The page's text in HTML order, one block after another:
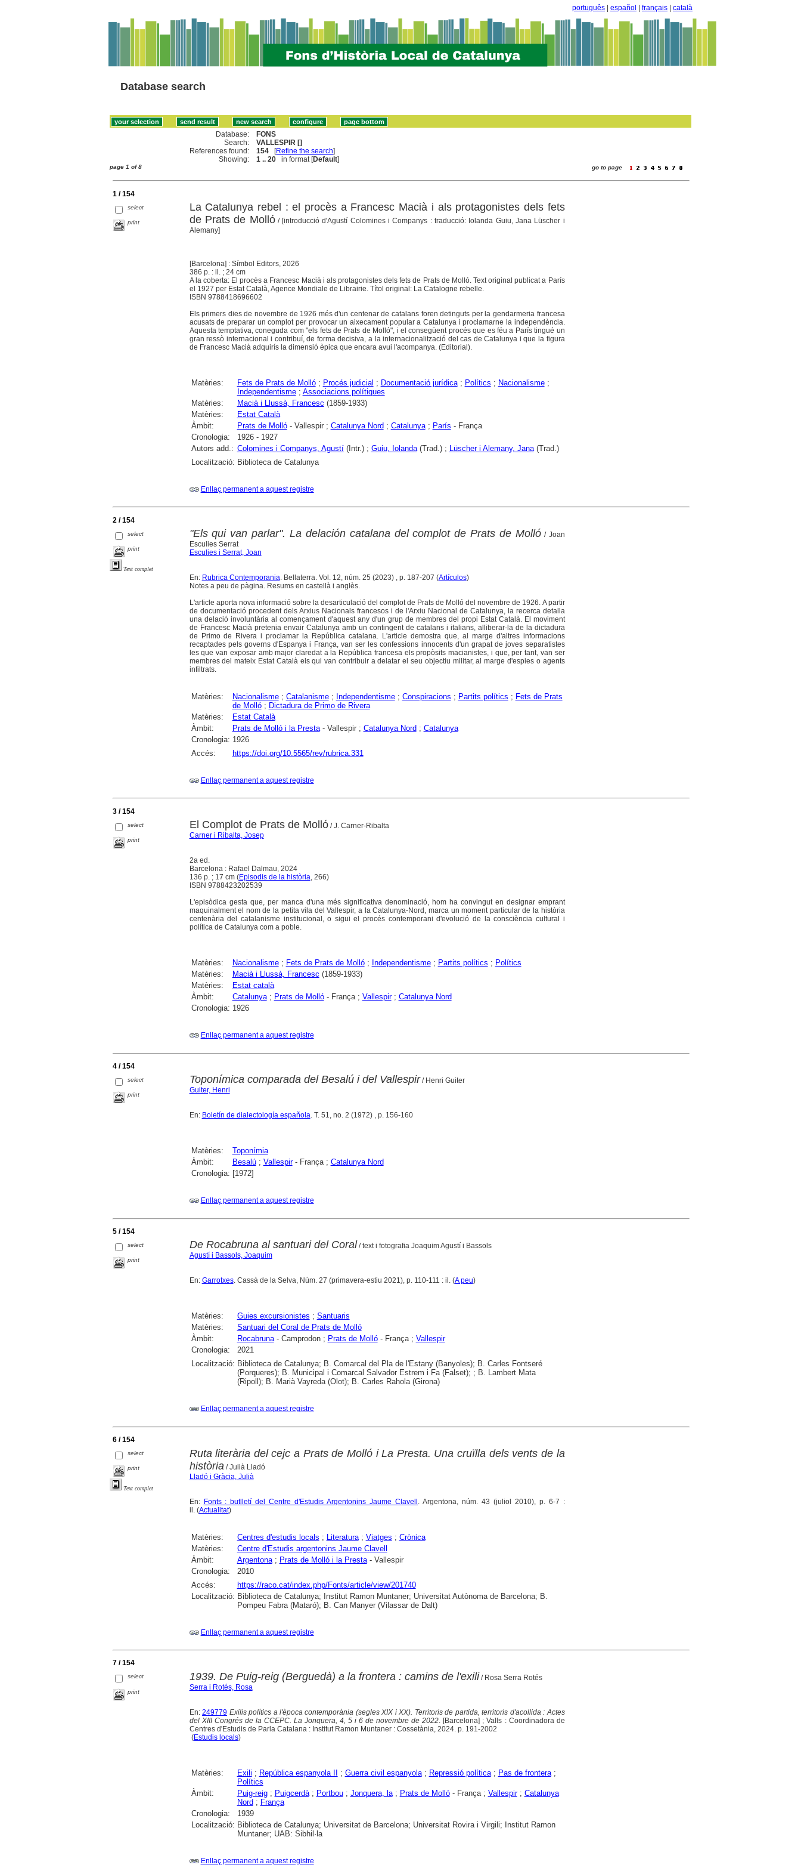
português español français català
Database search
Database:
FONS
Search:
VALLESPIR []
References found:
154 [Refine the search]
Showing:
1 .. 20 in format [Default]
page 1 of 8 go to page
1 / 154
select
print
La Catalunya rebel : el procès a Francesc Macià i als protagonistes dels fets
de Prats de Molló/ [introducció d'Agustí Colomines i Companys : traducció: Iolanda Guiu, Jana Lüscher i
Alemany]
[Barcelona] : Símbol Editors, 2026
386 p. : il. ; 24 cm
A la coberta: El procès a Francesc Macià i als protagonistes dels fets de Prats de Molló. Text original publicat a París
el 1927 per Estat Català, Agence Mondiale de Librairie. Títol original: La Catalogne rebelle.
ISBN 9788418696602
Els primers dies de novembre de 1926 més d'un centenar de catalans foren detinguts per la gendarmeria francesa
acusats de preparar un complot per provocar un aixecament popular a Catalunya i proclamarne la independència.
Aquesta temptativa, coneguda com "els fets de Prats de Molló", i el consegüent procés que es féu a París tingué un
gran ressò internacional i contribuí, de forma decisiva, a la internacionalització del cas de Catalunya i que la figura
de Francesc Macià adquirís la dimensió èpica que encara avui l'acompanya. (Editorial).
Matèries: Fets de Prats de Molló; Procés judicial ; Documentació jurídica; Polítics ; Nacionalisme;
Independentisme; Associacions polítiques
Matèries:
Macià i Llussà, Francesc (1859-1933)
Matèries:
Estat Català
Àmbit:
Prats de Molló- Vallespir ; Catalunya Nord ; Catalunya; París - França
Cronologia:
1926 - 1927
Autors add.: Colomines i Companys, Agustí(Intr.) ; Guiu, Iolanda(Trad.) ; Lüscher i Alemany, Jana(Trad.)
Localització: Biblioteca de Catalunya
Enllaç permanent a aquest registre
2 / 154
select
print
Text complet
"Els qui van parlar". La delación catalana del complot de Prats de Molló/ Joan
Esculies Serrat
Esculies i Serrat, Joan
En: Rubrica Contemporania. Bellaterra. Vol. 12, núm. 25 (2023) , p. 187-207 (Artículos)
Notes a peu de pàgina. Resums en castellà i anglès.
L'article aporta nova informació sobre la desarticulació del complot de Prats de Molló del novembre de 1926. A partir
de documentació procedent dels Arxius Nacionals francesos i de l'Arxiu Nacional de Catalunya, la recerca detalla
una delació involuntària al començament d'aquest any d'un grup de membres del propi Estat Català. El moviment
de Francesc Macià pretenia envair Catalunya amb un contingent de catalans i italians, alliberar-la de la dictadura
de Primo de Rivera i proclamar la República catalana. L'article demostra que, al marge d'altres informacions
recaptades pels governs d'Espanya i França, van ser les confessions innocents d'un grapat de joves separatistes
les que van exposar amb major claredat a la República francesa els propòsits macianistes, i que, per tant, van ser
membres del mateix Estat Català els qui van contribuir a delatar el seu objectiu militar, al marge d'espies o agents
infiltrats.
Matèries: Nacionalisme; Catalanisme; Independentisme; Conspiracions ; Partits polítics ; Fets de Prats
de Molló; Dictadura de Primo de Rivera
Matèries:
Estat Català
Àmbit:
Prats de Molló i la Presta- Vallespir ; Catalunya Nord ; Catalunya
Cronologia: 1926
Accés:
https://doi.org/10.5565/rev/rubrica.331
Enllaç permanent a aquest registre
3 / 154
select
print
El Complot de Prats de Molló/ J. Carner-Ribalta
Carner i Ribalta, Josep
2a ed.
Barcelona : Rafael Dalmau, 2024
136 p. ; 17 cm (Episodis de la història, 266)
ISBN 9788423202539
L'episòdica gesta que, per manca d'una més significativa denominació, hom ha convingut en designar emprant
maquinalment el nom de la petita vila del Vallespir, a la Catalunya-Nord, marca un moment particular de la història
centenària del catalanisme institucional, o sigui el procés contemporani d'evolució de la consciència cultural i
política de Catalunya com a poble.
Matèries: Nacionalisme; Fets de Prats de Molló; Independentisme; Partits polítics ; Polítics
Matèries:
Macià i Llussà, Francesc (1859-1933)
Matèries:
Estat català
Àmbit:
Catalunya; Prats de Molló- França ; Vallespir; Catalunya Nord
Cronologia: 1926
Enllaç permanent a aquest registre
4 / 154
select
print
Toponímica comparada del Besalú i del Vallespir/ Henri Guiter
Guiter, Henri
En: Boletín de dialectología española. T. 51, no. 2 (1972) , p. 156-160
Matèries:
Toponímia
Àmbit:
Besalú; Vallespir- França ; Catalunya Nord
Cronologia: [1972]
Enllaç permanent a aquest registre
5 / 154
select
print
De Rocabruna al santuari del Coral/ text i fotografia Joaquim Agustí i Bassols
Agustí i Bassols, Joaquim
En: Garrotxes. Cassà de la Selva, Núm. 27 (primavera-estiu 2021), p. 110-111 : il. (A peu)
Matèries: Guies excursionistes ; Santuaris
Matèries:
Santuari del Coral de Prats de Molló
Àmbit:
Rocabruna- Camprodon ; Prats de Molló- França ; Vallespir
Cronologia:
2021
Localització: Biblioteca de Catalunya; B. Comarcal del Pla de l'Estany (Banyoles); B. Carles Fontseré
(Porqueres); B. Municipal i Comarcal Salvador Estrem i Fa (Falset); ; B. Lambert Mata
(Ripoll); B. Marià Vayreda (Olot); B. Carles Rahola (Girona)
Enllaç permanent a aquest registre
6 / 154
select
print
Text complet
Ruta literària del cejc a Prats de Molló i La Presta. Una cruïlla dels vents de la
història / Julià Lladó
Lladó i Gràcia, Julià
En: Fonts : butlletí del Centre d'Estudis Argentonins Jaume Clavell . Argentona, núm. 43 (juliol 2010), p. 6-7 :
il. (Actualitat)
Matèries: Centres d'estudis locals ; Literatura; Viatges ; Crònica
Matèries:
Centre d'Estudis argentonins Jaume Clavell
Àmbit:
Argentona; Prats de Molló i la Presta- Vallespir
Cronologia:
2010
Accés:
https://raco.cat/index.php/Fonts/article/view/201740
Localització: Biblioteca de Catalunya; Institut Ramon Muntaner; Universitat Autònoma de Barcelona; B.
Pompeu Fabra (Mataró); B. Can Manyer (Vilassar de Dalt)
Enllaç permanent a aquest registre
7 / 154
select
print
1939. De Puig-reig (Berguedà) a la frontera : camins de l'exili/ Rosa Serra Rotés
Serra i Rotés, Rosa
En:249779 Exilis polítics a l'època contemporània (segles XIX i XX). Territoris de partida, territoris d'acollida : Actes
del XIII Congrés de la CCEPC. La Jonquera, 4, 5 i 6 de novembre de 2022 . [Barcelona] ; Valls : Coordinadora de
Centres d'Estudis de Parla Catalana : Institut Ramon Muntaner : Cossetània, 2024. p. 191-2002
(Estudis locals)
Matèries: Exili ; República espanyola II ; Guerra civil espanyola; Repressió política; Pas de frontera;
Polítics
Àmbit:
Puig-reig; Puigcerdà; Portbou; Jonquera, la; Prats de Molló- França ; Vallespir; Catalunya
Nord; França
Cronologia:
1939
Localització: Biblioteca de Catalunya; Universitat de Barcelona; Universitat Rovira i Virgili; Institut Ramon
Muntaner; UAB: Sibhil·la
Enllaç permanent a aquest registre